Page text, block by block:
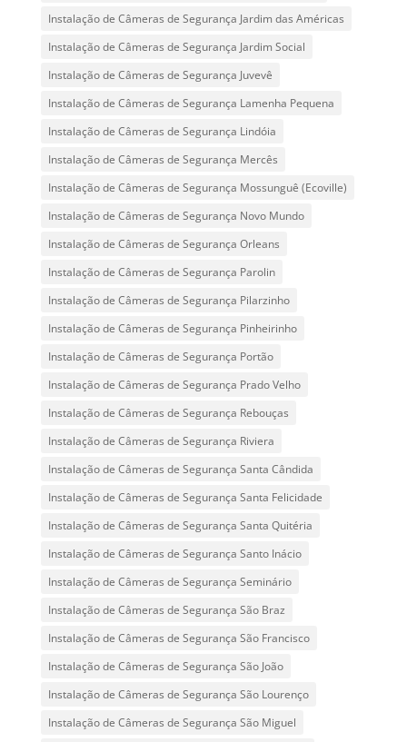
Instalação de Câmeras de Segurança Jardim das Américas
Instalação de Câmeras de Segurança Jardim Social
Instalação de Câmeras de Segurança Juvevê
Instalação de Câmeras de Segurança Lamenha Pequena
Instalação de Câmeras de Segurança Lindóia
Instalação de Câmeras de Segurança Mercês
Instalação de Câmeras de Segurança Mossunguê (Ecoville)
Instalação de Câmeras de Segurança Novo Mundo
Instalação de Câmeras de Segurança Orleans
Instalação de Câmeras de Segurança Parolin
Instalação de Câmeras de Segurança Pilarzinho
Instalação de Câmeras de Segurança Pinheirinho
Instalação de Câmeras de Segurança Portão
Instalação de Câmeras de Segurança Prado Velho
Instalação de Câmeras de Segurança Rebouças
Instalação de Câmeras de Segurança Riviera
Instalação de Câmeras de Segurança Santa Cândida
Instalação de Câmeras de Segurança Santa Felicidade
Instalação de Câmeras de Segurança Santa Quitéria
Instalação de Câmeras de Segurança Santo Inácio
Instalação de Câmeras de Segurança Seminário
Instalação de Câmeras de Segurança São Braz
Instalação de Câmeras de Segurança São Francisco
Instalação de Câmeras de Segurança São João
Instalação de Câmeras de Segurança São Lourenço
Instalação de Câmeras de Segurança São Miguel